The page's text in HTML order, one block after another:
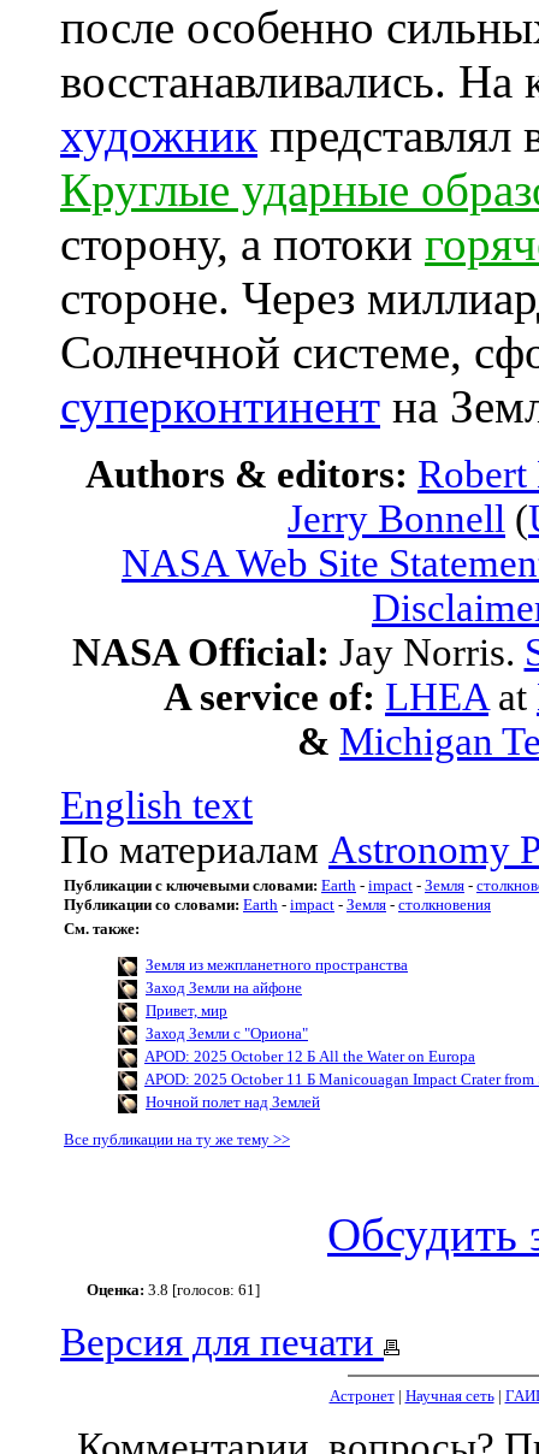
после особенно
восстанавливались. На
художник представлял
Круглые ударные
сторону, а потоки
стороне. Через
Солнечной системе,
суперконтинент на
Authors & editors:
Jerry Bonnell (
NASA Web Site
NASA Official: Jay Norris.
A service of: LHEA at
& Michigan
English text
По материалам Astronomy
Публикации с ключевыми словами: Earth - impact - Земля -
Публикации со словами: Earth - impact - Земля - столкновения
См. также:
Земля из межпланетного пространства
Заход Земли на айфоне
Привет, мир
Заход Земли с "Ориона"
APOD: 2025 October 12 Б All the Water on Europa
APOD: 2025 October 11 Б Manicouagan Impact Crater from
Ночной полет над Землей
Все публикации на ту же тему >>
Обсудить
Оценка: 3.8 [голосов: 61]
Версия для печати
Астронет| Научная сеть|